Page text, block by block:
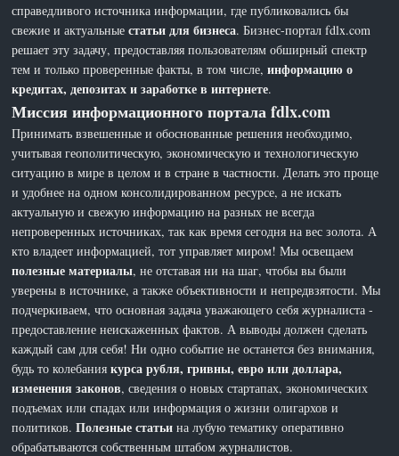
справедливого источника информации, где публиковались бы
свежие и актуальныестатьи для бизнеса. Бизнес-портал fdlx.com
решает эту задачу, предоставляя пользователям обширный спектр
тем и только проверенные факты, в том числе,информацию о
кредитах, депозитах и заработке в интернете.
Миссия информационного портала fdlx.com
Принимать взвешенные и обоснованные решения необходимо,
учитывая геополитическую, экономическую и технологическую
ситуацию в мире в целом и в стране в частности. Делать это проще
и удобнее на одном консолидированном ресурсе, а не искать
актуальную и свежую информацию на разных не всегда
непроверенных источниках, так как время сегодня на вес золота. А
кто владеет информацией, тот управляет миром! Мы освещаем
полезные материалы, не отставая ни на шаг, чтобы вы были
уверены в источнике, а также объективности и непредвзятости. Мы
подчеркиваем, что основная задача уважающего себя журналиста -
предоставление неискаженных фактов. А выводы должен сделать
каждый сам для себя! Ни одно событие не останется без внимания,
будь то колебаниякурса рубля, гривны, евро или доллара,
изменения законов, сведения о новых стартапах, экономических
подъемах или спадах или информация о жизни олигархов и
политиков.Полезные статьи на лубую тематику оперативно
обрабатываются собственным штабом журналистов.